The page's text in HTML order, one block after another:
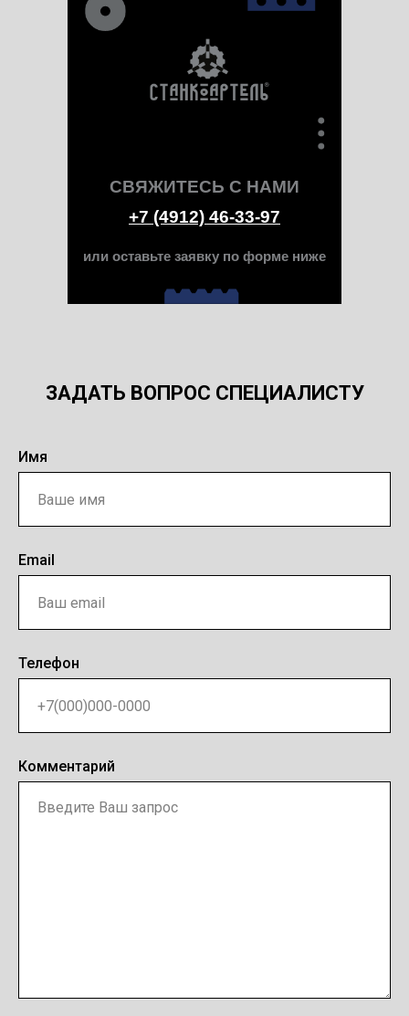
СВЯЖИТЕСЬ С НАМИ
+7 (4912) 46-33-97
или оставьте заявку по форме ниже
ЗАДАТЬ ВОПРОС СПЕЦИАЛИСТУ
Имя
Email
Телефон
Комментарий